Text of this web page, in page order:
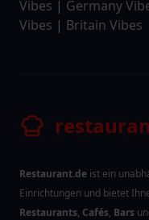
Vibes | Germany
Vibes | Britain Vibes
Restaurant.de ist ein
Einrichtungen und bietet
Restaurants, Cafés, Bars